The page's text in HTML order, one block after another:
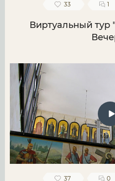
33 1
Виртуальный тур
37 0